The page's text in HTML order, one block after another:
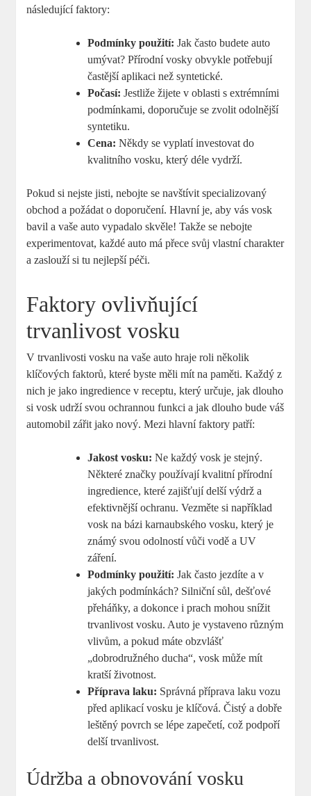
následující faktory:
Podmínky použití: Jak často budete auto
umývat? Přírodní vosky obvykle potřebují
častější aplikaci než syntetické.
Počasí: Jestliže žijete v oblasti s extrémními
podmínkami, doporučuje ⁣se zvolit odolnější
syntetiku.
Cena: ⁣Někdy se vyplatí⁢ investovat do
kvalitního vosku, který déle vydrží.
Pokud si nejste jisti, nebojte se navštívit specializovaný
obchod a požádat o doporučení. Hlavní je, aby ​vás vosk
bavil a‌ vaše auto vypadalo skvěle! Takže se nebojte
experimentovat, každé auto má přece svůj vlastní charakter
a zaslouží si ​tu nejlepší ‌péči.
Faktory ovlivňující
trvanlivost vosku
V trvanlivosti vosku na vaše auto hraje roli několik
klíčových faktorů, které byste měli mít na paměti. Každý z⁣
nich je jako ingredience v receptu, který⁢ určuje, ​jak dlouho
si vosk udrží svou ochrannou funkci a jak dlouho bude váš
automobil zářit ‍jako nový. ‍Mezi hlavní faktory ​patří:
Jakost vosku: Ne každý vosk je stejný.‌
Některé značky používají‌ kvalitní přírodní
ingredience, které zajišťují delší výdrž a
efektivnější ochranu. Vezměte⁤ si například
vosk na bázi karnaubského vosku, který je
známý svou odolností vůči vodě a UV
záření.
Podmínky použití: Jak často jezdíte a v
jakých podmínkách? Silniční ‌sůl, dešťové
přeháňky, a dokonce i prach mohou snížit​
trvanlivost vosku. Auto je vystaveno různým‌
vlivům, a pokud máte‍ obzvlášť
„dobrodružného ducha“, vosk může mít
kratší životnost.
Příprava laku: ⁤Správná příprava laku vozu
před aplikací vosku je klíčová. Čistý a dobře
⁢leštěný povrch⁣ se lépe zapečetí, což podpoří
delší trvanlivost.
Údržba a obnovování vosku